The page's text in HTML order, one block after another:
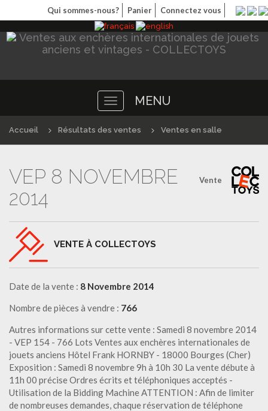
Qui sommes-nous? Panier Connectez vous
Toggle
navigation
MENU
Accueil Résultats des ventes Ventes en salle
Vente
VEP 8 NOVEMBRE
2014
VENTE À COLLECTOYS
Date de la vente : 8 Novembre 2014
Nombre de pièces à vendre : 766
Autres informations sur cette vente : Samedi 8 novembre 2014
- VEP 154 - 766 Lots Ventes aux enchères internationales de
jouets anciens Hôtel Frank HORNBY - 18000 Bourges (Cher)
Exposition : Samedi 8 novembre 9h à 10h 30 La vente débute à
11h 00 précise Ordres écrits et téléphoniques acceptés -
Utilisation de la Bidding Machine ATTENTION : Afin de limiter
de nombreuses demandes, chaque réservation de téléphone